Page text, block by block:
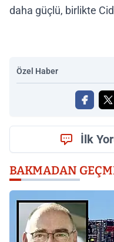
daha güçlü, birlikte
Özel Haber
İlk
BAKMADAN